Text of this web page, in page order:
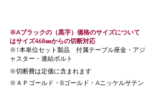
※Aブラックの（黒字）価格のサイズについて
はサイズ468㎜からの切断対応
​※1本単位セット製品 付属テーブル座金・アジ
ャスター・連結ボルト
​※切断費は定価に含まれます
※ＡＰゴールド・Bゴールド・Aニッケルサテン